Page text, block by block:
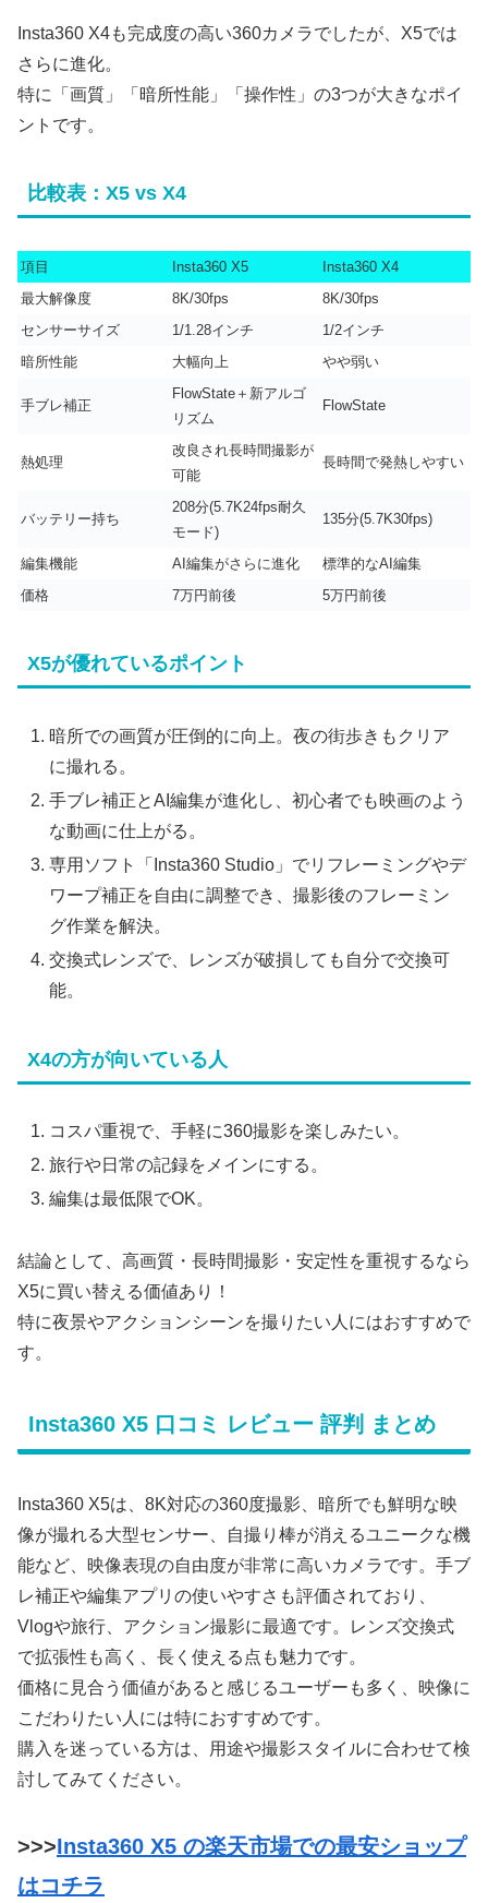
Insta360 X4も完成度の高い360カメラでしたが、X5では
さらに進化。
特に「画質」「暗所性能」「操作性」の3つが大きなポイ
ントです。
比較表：X5 vs X4
項目 Insta360 X5
Insta360 X4
最大解像度
8K/30fps
8K/30fps
センサーサイズ
1/1.28インチ
1/2インチ
暗所性能
大幅向上 やや弱い
手ブレ補正
FlowState＋新アルゴ
リズム
FlowState
熱処理
改良され長時間撮影が
可能
長時間で発熱しやすい
バッテリー持ち
208分(5.7K24fps耐久
モード)
135分(5.7K30fps)
編集機能 AI編集がさらに進化
標準的なAI編集
価格
7万円前後 5万円前後
X5が優れているポイント
暗所での画質が圧倒的に向上。夜の街歩きもクリア
に撮れる。
手ブレ補正とAI編集が進化し、初心者でも映画のよう
な動画に仕上がる。
専用ソフト「Insta360 Studio」でリフレーミングやデ
ワープ補正を自由に調整でき、撮影後のフレーミン
グ作業を解決。
交換式レンズで、レンズが破損しても自分で交換可
能。
X4の方が向いている人
コスパ重視で、手軽に360撮影を楽しみたい。
旅行や日常の記録をメインにする。
編集は最低限でOK。
結論として、高画質・長時間撮影・安定性を重視するなら
X5に買い替える価値あり！
特に夜景やアクションシーンを撮りたい人にはおすすめで
す。
Insta360 X5 口コミ レビュー 評判 まとめ
Insta360 X5は、8K対応の360度撮影、暗所でも鮮明な映
像が撮れる大型センサー、自撮り棒が消えるユニークな機
能など、映像表現の自由度が非常に高いカメラです。手ブ
レ補正や編集アプリの使いやすさも評価されており、
Vlogや旅行、アクション撮影に最適です。レンズ交換式
で拡張性も高く、長く使える点も魅力です。
価格に見合う価値があると感じるユーザーも多く、映像に
こだわりたい人には特におすすめです。
購入を迷っている方は、用途や撮影スタイルに合わせて検
討してみてください。
>>>Insta360 X5 の楽天市場での最安ショップ
はコチラ